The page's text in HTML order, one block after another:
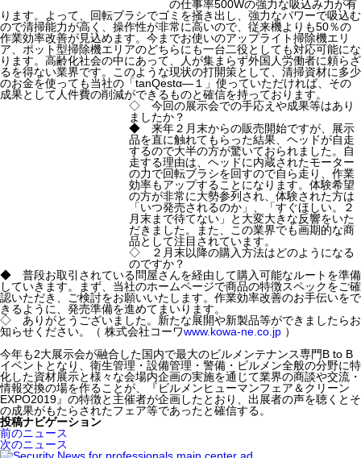
の仕事率500Wの強力な吸込み力が有
ります。よって、回転ブラシでゴミを掻き出し、強力なパワーで吸込む
ので清掃能力が高く、操作性が非常に高いので、従来機よりも50％の
作業効率改善が見込めます。今までお使いのアップライト掃除機エリ
ア、ポット型掃除機エリアのどちらにも一台二役としても対応可能にな
ります。高齢化社会の中にあって、人が集まらず外国人労働者に頼らざ
るを得ない業界です。このような現状の打開策として、清掃資材に多少
のお金を使っても当社の「tanQestα—１」使っていただければ、その
成果として人件費の削減ができるものと確信を持っております。
◇ 今回の展示会での手応えや成果等はあり
ましたか？
◆ 来年２月末からの販売開始ですが、展示
品を直に触れてもらった結果、ヘッドが自走
するので大半の方が驚いておられました。自
走する理由は、ヘッドに内蔵されたモーター
の力で回転ブラシを回すので自ら走り、作業
効率もアップすることになります。体験希望
の方が非常に大勢参列され、体験された方は
「いつ発売されるのか」、「すぐほしい。２
月末まで待てない」と大変大きな反響をいた
だきました。また、この業界でも画期的な商
品として注目されています。
◇ ２月末以降の購入方法はどのようになる
のですか？
◆ 普段お取引されている問屋さんを経由して購入可能なルートを準備
していきます。まず、当社のホームページで商品の特徴スペックをご確
認いただき、ご検討をお願いいたします。作業効率改善のお手伝いをで
きるように、発売準備を進めてまいります。
◇ ありがとうございました。新たな展開や新製品等ができましたらお
知らせください。（ 株式会社コーワwww.kowa-ne.co.jp ）
今年も2大展示会が融合した国内で最大のビルメンテナンス専門B to B
イベントとなり、衛生管理・設備管理・警備・ビルメン全般の分野に特
化した資材展示と様々な会場内企画の実施を通じて業界の商談や交流・
情報交換の場を作ることが、『ビルメンヒューマンフェア＆クリーン
EXPO2019』の特徴と主催者が企画したとおり、出展者の声を聴くとそ
の成果がもたらされたフェア等であったと確信する。
投稿ナビゲーション
前のニュース
次のニュース